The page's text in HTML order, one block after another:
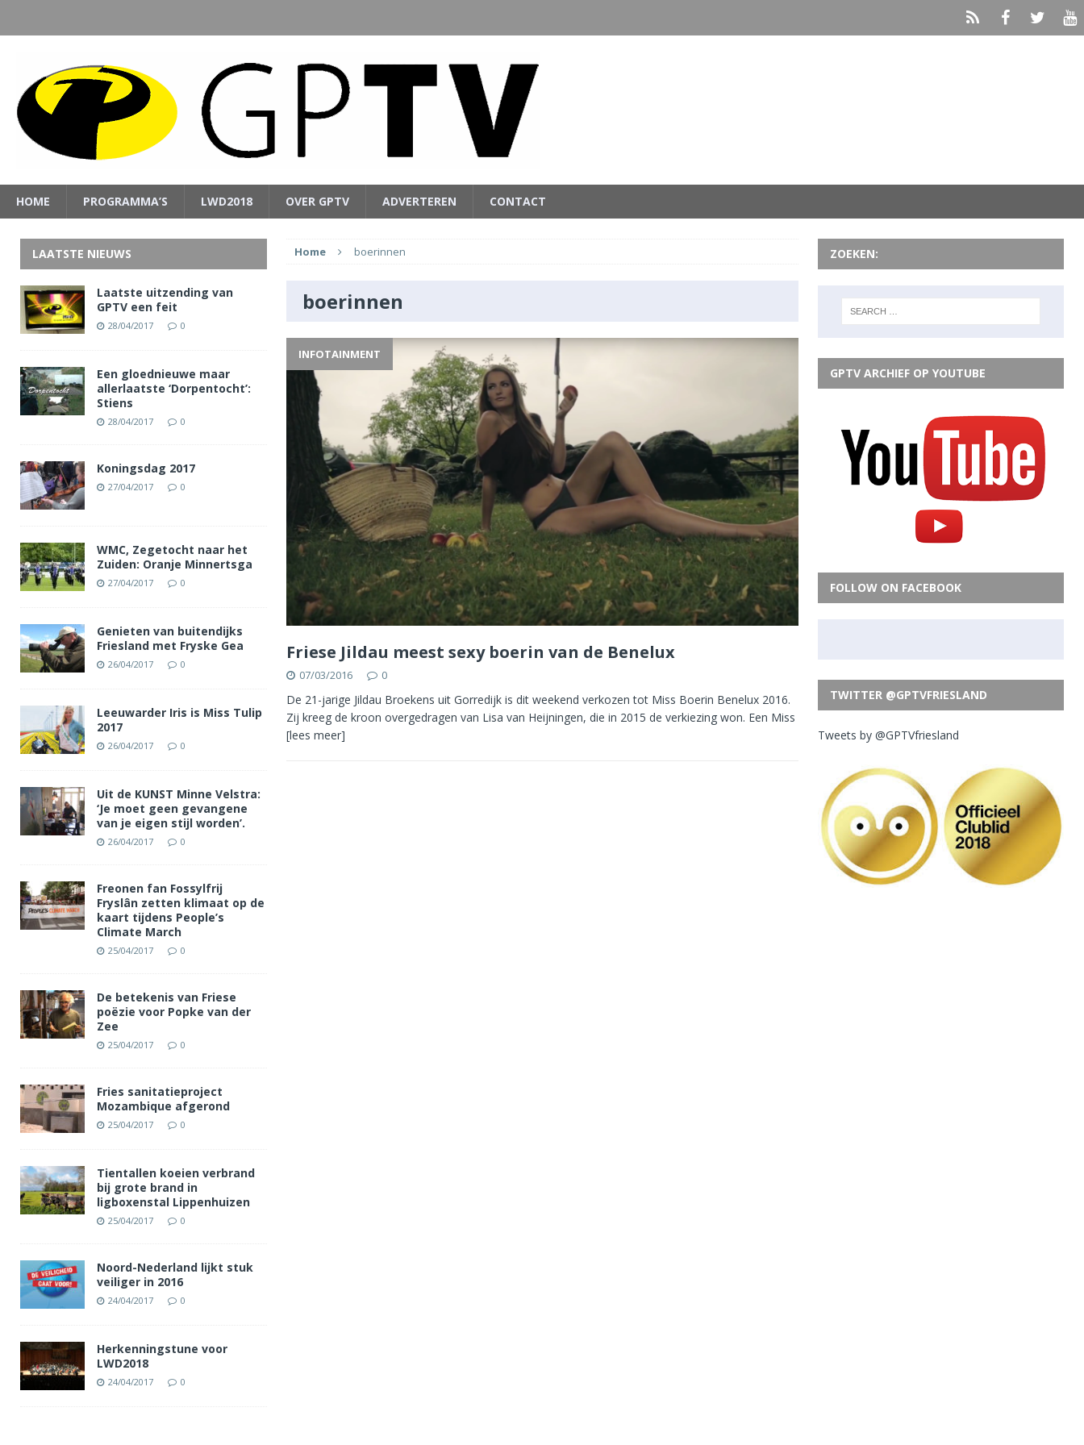
HOME PROGRAMMA’S LWD2018 OVER GPTV ADVERTEREN CONTACT
Home boerinnen
boerinnen
INFOTAINMENT
Friese Jildau meest sexy boerin van de Benelux
07/03/2016 0
De 21-jarige Jildau Broekens uit Gorredijk is dit weekend verkozen tot Miss Boerin Benelux 2016.
Zij kreeg de kroon overgedragen van Lisa van Heijningen, die in 2015 de verkiezing won. Een Miss
[lees meer]
LAATSTE NIEUWS
Laatste uitzending van
GPTV een feit
28/04/2017 0
Een gloednieuwe maar
allerlaatste ‘Dorpentocht’:
Stiens
28/04/2017 0
Koningsdag 2017
27/04/2017 0
WMC, Zegetocht naar het
Zuiden: Oranje Minnertsga
27/04/2017 0
Genieten van buitendijks
Friesland met Fryske Gea
26/04/2017 0
Leeuwarder Iris is Miss Tulip
2017
26/04/2017 0
Uit de KUNST Minne Velstra:
‘Je moet geen gevangene
van je eigen stijl worden’.
26/04/2017 0
Freonen fan Fossylfrij
Fryslân zetten klimaat op de
kaart tijdens People’s
Climate March
25/04/2017 0
De betekenis van Friese
poëzie voor Popke van der
Zee
25/04/2017 0
Fries sanitatieproject
Mozambique afgerond
25/04/2017 0
Tientallen koeien verbrand
bij grote brand in
ligboxenstal Lippenhuizen
25/04/2017 0
Noord-Nederland lijkt stuk
veiliger in 2016
24/04/2017 0
Herkenningstune voor
LWD2018
24/04/2017 0
ZOEKEN:
GPTV ARCHIEF OP YOUTUBE
FOLLOW ON FACEBOOK
TWITTER @GPTVFRIESLAND
Tweets by @GPTVfriesland